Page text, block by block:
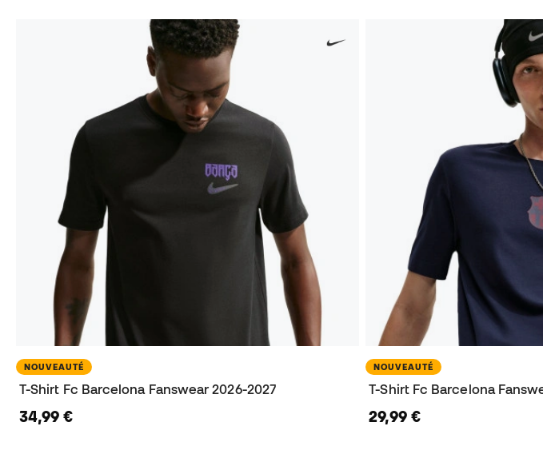
NOUVEAUTÉ
T-Shirt Fc Barcelona Fanswear 2026-2027
34,99 €
NOUVEAUTÉ
T-Shirt Fc Barcelona
29,99 €